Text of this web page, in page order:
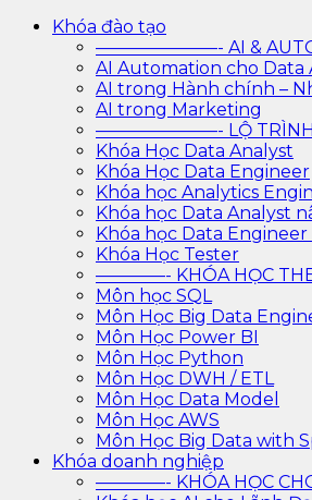
Khóa đào tạo
———————- AI &
AI Automation cho Data
AI trong Hành chính –
AI trong Marketing
———————- LỘ
Khóa Học Data Analyst
Khóa Học Data Engineer
Khóa học Analytics
Khóa học Data Analyst
Khóa học Data
Khóa Học Tester
————- KHÓA HỌC
Môn học SQL
Môn Học Big Data
Môn Học Power BI
Môn Học Python
Môn Học DWH / ETL
Môn Học Data Model
Môn Học AWS
Môn Học Big Data with
Khóa doanh nghiệp
————- KHÓA HỌC